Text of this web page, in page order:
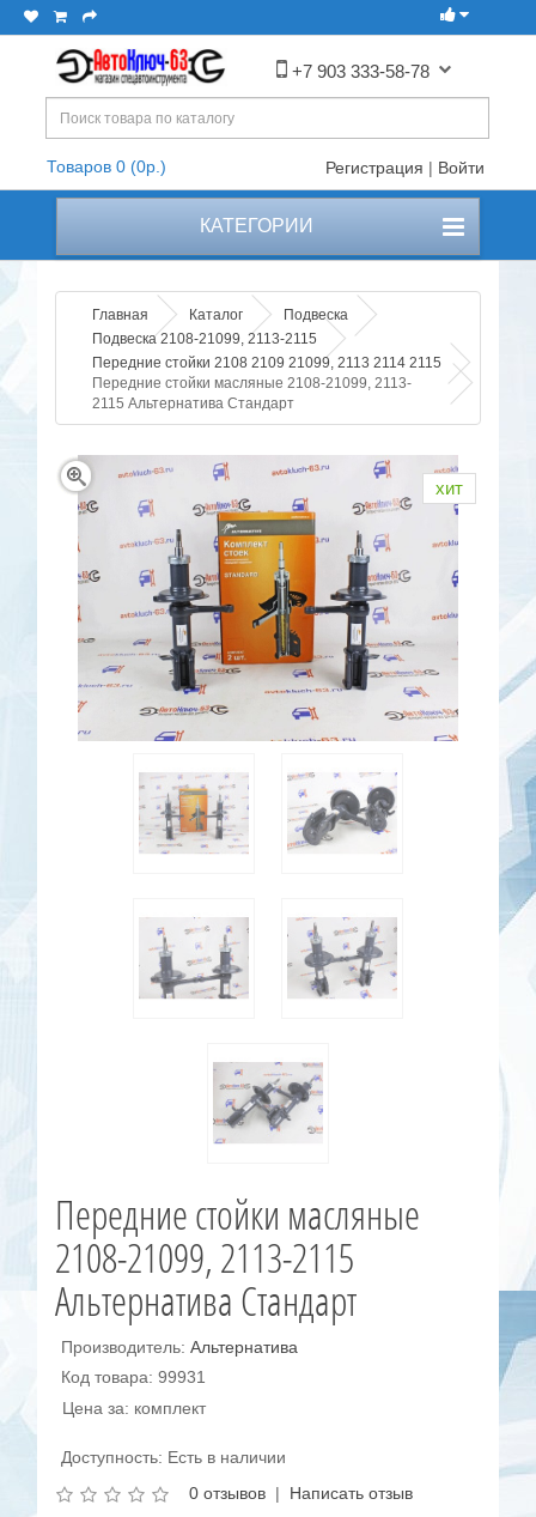
+7 903 333-58-78
Товаров 0 (0р.) Регистрация | Войти
КАТЕГОРИИ
Главная Каталог
Подвеска
Подвеска 2108-21099, 2113-2115
Передние стойки 2108 2109 21099, 2113 2114 2115
Передние стойки масляные 2108-21099, 2113-
2115 Альтернатива Стандарт
хит
Передние стойки масляные
2108-21099, 2113-2115
Альтернатива Стандарт
Производитель:Альтернатива
Код товара: 99931
Цена за: комплект
Доступность: Есть в наличии
0 отзывов | Написать отзыв